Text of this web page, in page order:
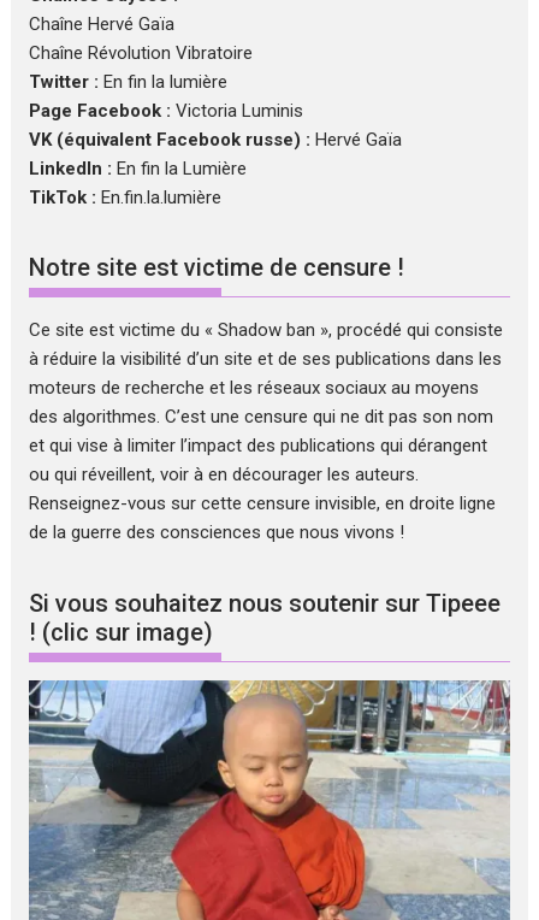
Chaîne Hervé Gaïa
Chaîne Révolution Vibratoire
Twitter : En fin la lumière
Page Facebook : Victoria Luminis
VK (équivalent Facebook russe) : Hervé Gaïa
LinkedIn : En fin la Lumière
TikTok : En.fin.la.lumière
Notre site est victime de censure !
Ce site est victime du « Shadow ban », procédé qui consiste
à réduire la visibilité d’un site et de ses publications dans les
moteurs de recherche et les réseaux sociaux au moyens
des algorithmes. C’est une censure qui ne dit pas son nom
et qui vise à limiter l’impact des publications qui dérangent
ou qui réveillent, voir à en décourager les auteurs.
Renseignez-vous sur cette censure invisible, en droite ligne
de la guerre des consciences que nous vivons !
Si vous souhaitez nous soutenir sur Tipeee
! (clic sur image)